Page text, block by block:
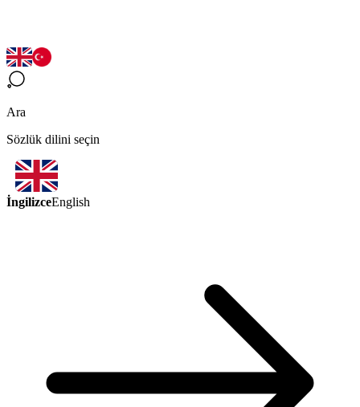
Ara
Sözlük dilini seçin
İngilizceEnglish